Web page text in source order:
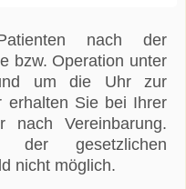
nach der
bzw. Operation unter
um die Uhr zur
erhalten Sie bei Ihrer
nach Vereinbarung.
der gesetzlichen
nicht möglich.